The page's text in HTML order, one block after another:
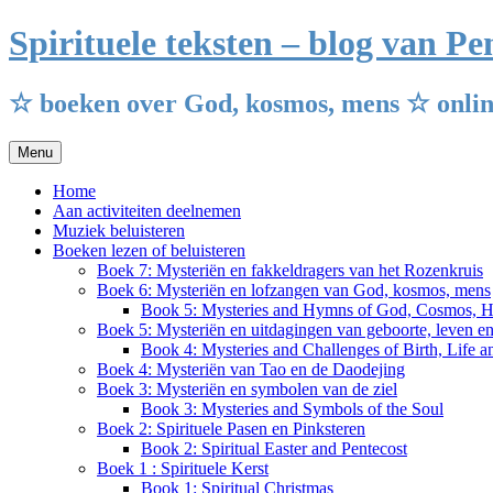
Ga
naar
inhoud
Spirituele teksten – blog van
☆ boeken over God, kosmos, mens ☆
Menu
Home
Aan activiteiten deelnemen
Muziek beluisteren
Boeken lezen of beluisteren
Boek 7: Mysteriën en fakkeldragers van het Rozenkruis
Boek 6: Mysteriën en lofzangen van God, kosmos, mens
Book 5: Mysteries and Hymns of God, Cosmos,
Boek 5: Mysteriën en uitdagingen van geboorte, leven
Book 4: Mysteries and Challenges of Birth, Life
Boek 4: Mysteriën van Tao en de Daodejing
Boek 3: Mysteriën en symbolen van de ziel
Book 3: Mysteries and Symbols of the Soul
Boek 2: Spirituele Pasen en Pinksteren
Book 2: Spiritual Easter and Pentecost
Boek 1 : Spirituele Kerst
Book 1: Spiritual Christmas